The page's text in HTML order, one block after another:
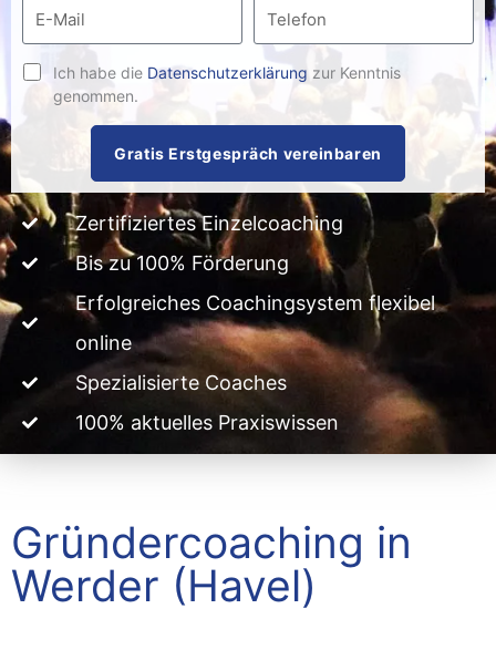
Ich habe die Datenschutzerklärung zur Kenntnis
genommen.
Gratis Erstgespräch vereinbaren
Zertifiziertes Einzelcoaching
Bis zu 100% Förderung
Erfolgreiches Coachingsystem flexibel
online
Spezialisierte Coaches
100% aktuelles Praxiswissen
Gründercoaching in
Werder (Havel)